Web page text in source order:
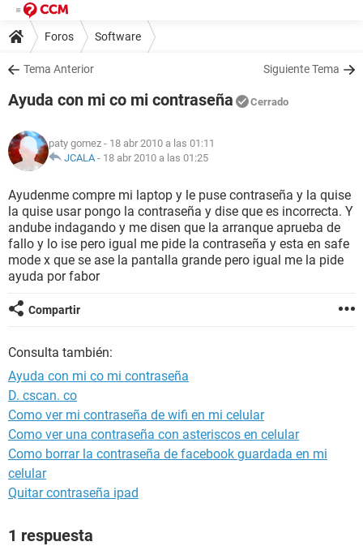
Foros Software
Tema Anterior Siguiente Tema
Ayuda con mi co mi contraseña Cerrado
paty gomez - 18 abr 2010 a las 01:11
JCALA- 18 abr 2010 a las 01:25
Ayudenme compre mi laptop y le puse contraseña y la quise
la quise usar pongo la contraseña y dise que es incorrecta. Y
andube indagando y me disen que la arranque aprueba de
fallo y lo ise pero igual me pide la contraseña y esta en safe
mode x que se ase la pantalla grande pero igual me la pide
ayuda por fabor
Compartir
Consulta también:
Ayuda con mi co mi contraseña
D. cscan. co
Como ver mi contraseña de wifi en mi celular
Como ver una contraseña con asteriscos en celular
Como borrar la contraseña de facebook guardada en mi
celular
Quitar contraseña ipad
1 respuesta